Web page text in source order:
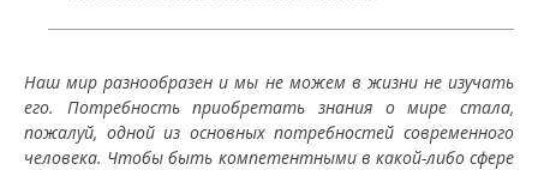
Наш мир разнообразен и мы не можем в жизни не изучать
его. Потребность приобретать знания о мире стала,
пожалуй, одной из основных потребностей современного
человека. Чтобы быть компетентными в какой-либо сфере